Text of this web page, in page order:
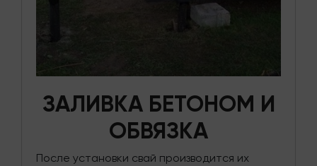
ЗАЛИВКА БЕТОНОМ И
ОБВЯЗКА
После установки свай производится их